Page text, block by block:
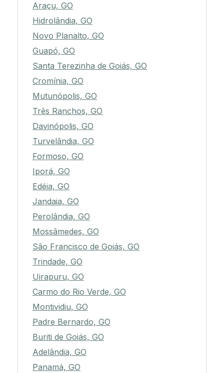
Araçu, GO
Hidrolândia, GO
Novo Planalto, GO
Guapó, GO
Santa Terezinha de Goiás, GO
Cromínia, GO
Mutunópolis, GO
Três Ranchos, GO
Davinópolis, GO
Turvelândia, GO
Formoso, GO
Iporá, GO
Edéia, GO
Jandaia, GO
Perolândia, GO
Mossâmedes, GO
São Francisco de Goiás, GO
Trindade, GO
Uirapuru, GO
Carmo do Rio Verde, GO
Montividiu, GO
Padre Bernardo, GO
Buriti de Goiás, GO
Adelândia, GO
Panamá, GO